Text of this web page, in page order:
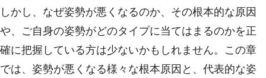
しかし、なぜ姿勢が悪くなるのか、その根本的な原因
や、ご自身の姿勢がどのタイプに当てはまるのかを正
確に把握している方は少ないかもしれません。この章
では、姿勢が悪くなる様々な根本原因と、代表的な姿